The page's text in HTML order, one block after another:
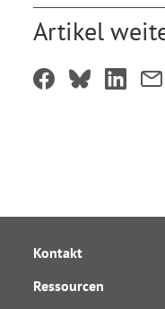
Artikel
Kontakt
Ressourcen